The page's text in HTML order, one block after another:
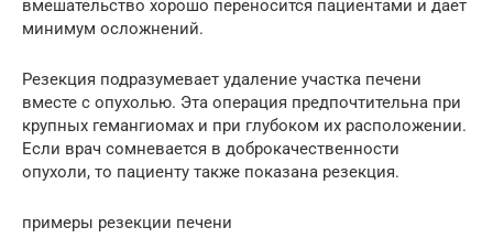
вмешательство хорошо переносится пациентами и дает
минимум осложнений.
Резекция подразумевает удаление участка печени
вместе с опухолью. Эта операция предпочтительна при
крупных гемангиомах и при глубоком их расположении.
Если врач сомневается в доброкачественности
опухоли, то пациенту также показана резекция.
примеры резекции печени